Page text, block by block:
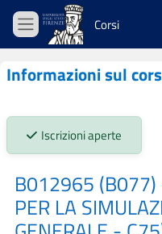
Vai al contenuto principale
Pannello laterale
Corsi
Informazioni sul
Stato iscrizioni:
Iscrizioni aperte
B012965 (B077)
PER LA